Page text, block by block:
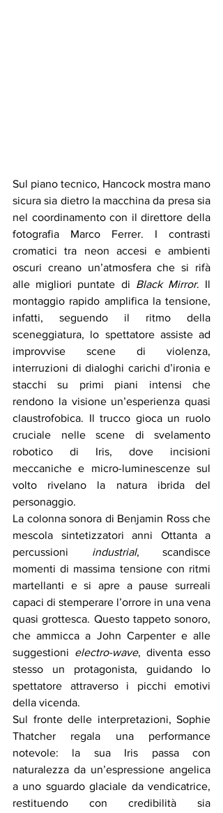
Sul piano tecnico, Hancock mostra mano
sicura sia dietro la macchina da presa sia
nel coordinamento con il direttore della
fotografia Marco Ferrer. I contrasti
cromatici tra neon accesi e ambienti
oscuri creano un’atmosfera che si rifà
alle migliori puntate di Black Mirror. Il
montaggio rapido amplifica la tensione,
infatti, seguendo il ritmo della
sceneggiatura, lo spettatore assiste ad
improvvise scene di violenza,
interruzioni di dialoghi carichi d’ironia e
stacchi su primi piani intensi che
rendono la visione un’esperienza quasi
claustrofobica. Il trucco gioca un ruolo
cruciale nelle scene di svelamento
robotico di Iris, dove incisioni
meccaniche e micro-luminescenze sul
volto rivelano la natura ibrida del
personaggio.
La colonna sonora di Benjamin Ross che
mescola sintetizzatori anni Ottanta a
percussioni industrial, scandisce
momenti di massima tensione con ritmi
martellanti e si apre a pause surreali
capaci di stemperare l’orrore in una vena
quasi grottesca. Questo tappeto sonoro,
che ammicca a John Carpenter e alle
suggestioni electro-wave, diventa esso
stesso un protagonista, guidando lo
spettatore attraverso i picchi emotivi
della vicenda.
Sul fronte delle interpretazioni, Sophie
Thatcher regala una performance
notevole: la sua Iris passa con
naturalezza da un’espressione angelica
a uno sguardo glaciale da vendicatrice,
restituendo con credibilità sia